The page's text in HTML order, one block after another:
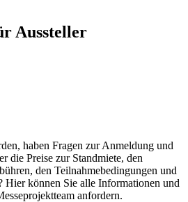
Aussteller
haben Fragen zur Anmeldung und
die Preise zur Standmiete, den
den Teilnahmebedingungen und
Hier können Sie alle Informationen und
anfordern.